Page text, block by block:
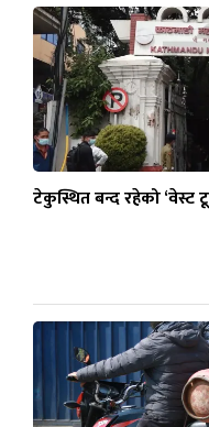
टेकुस्थित बन्द रहेको ‘वेस्ट टू